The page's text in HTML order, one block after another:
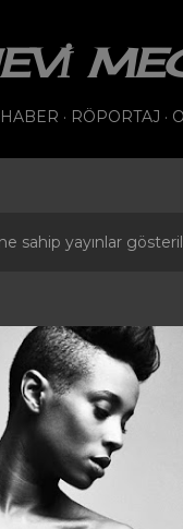
HABER RÖPORTAJ
sahip yayınlar